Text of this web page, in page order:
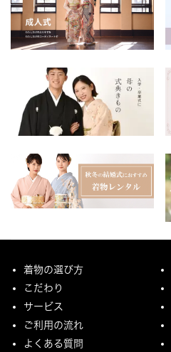
着物の選び方
こだわり
サービス
ご利用の流れ
よくある質問